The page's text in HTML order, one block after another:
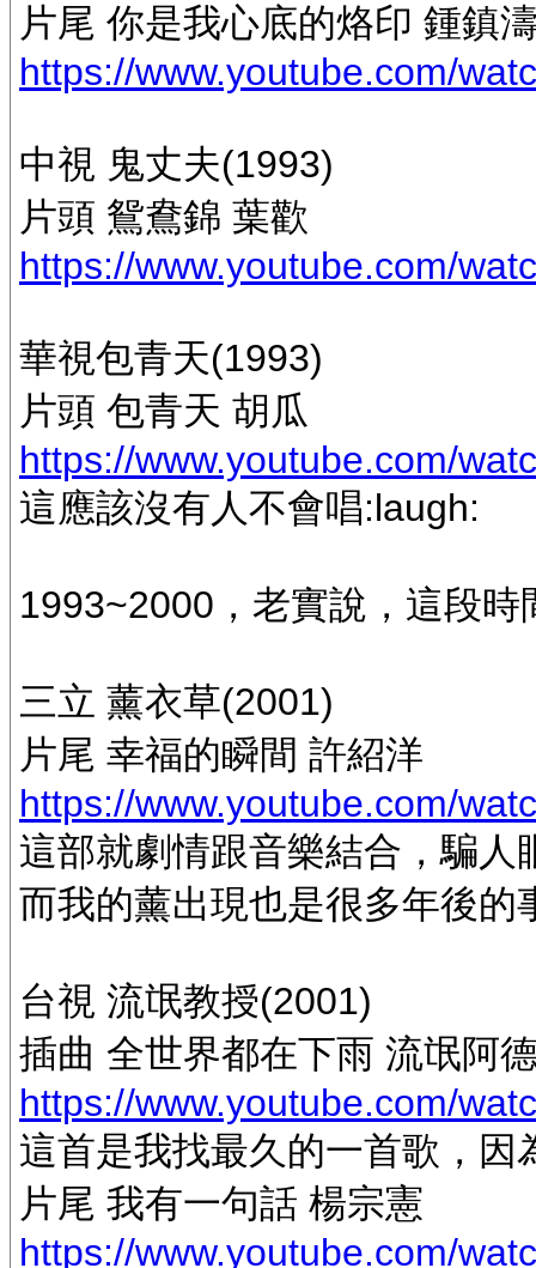
片尾 你是我心底的烙印 鍾鎮
https://www.youtube.com/
中視 鬼丈夫(1993)
片頭 鴛鴦錦 葉歡
https://www.youtube.com/
華視包青天(1993)
片頭 包青天 胡瓜
https://www.youtube.com/
這應該沒有人不會唱:laugh:
1993~2000，老實說，這段
三立 薰衣草(2001)
片尾 幸福的瞬間 許紹洋
https://www.youtube.com/
這部就劇情跟音樂結合，騙人
而我的薰出現也是很多年後的
台視 流氓教授(2001)
插曲 全世界都在下雨 流氓阿
https://www.youtube.com/
這首是我找最久的一首歌，
片尾 我有一句話 楊宗憲
https://www.youtube.com/